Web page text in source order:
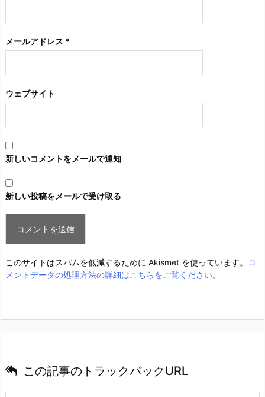
メールアドレス *
ウェブサイト
新しいコメントをメールで通知
新しい投稿をメールで受け取る
このサイトはスパムを低減するために Akismet を使っています。
コ
メントデータの処理方法の詳細はこちらをご覧ください。
この記事のトラックバックURL